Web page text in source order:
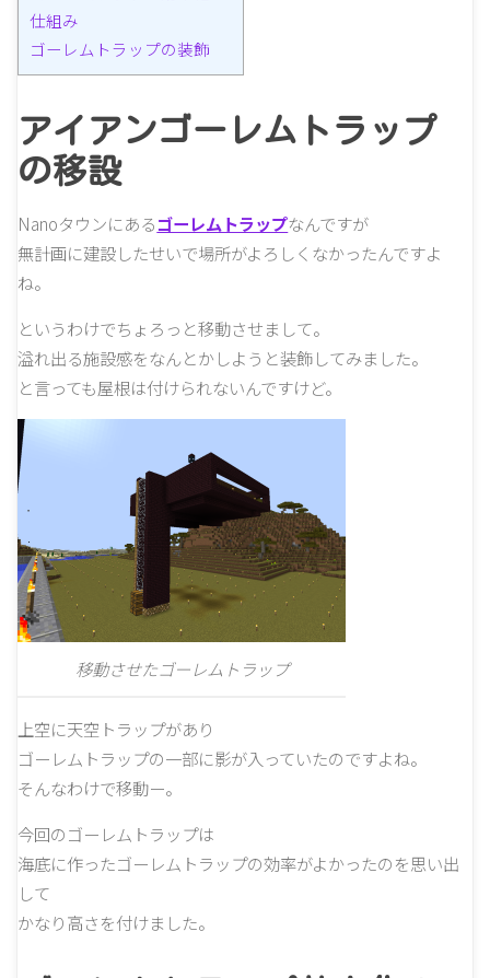
仕組み
ゴーレムトラップの装飾
アイアンゴーレムトラップ
の移設
Nanoタウンにあるゴーレムトラップなんですが
無計画に建設したせいで場所がよろしくなかったんですよ
ね。
というわけでちょろっと移動させまして。
溢れ出る施設感をなんとかしようと装飾してみました。
と言っても屋根は付けられないんですけど。
移動させたゴーレムトラップ
上空に天空トラップがあり
ゴーレムトラップの一部に影が入っていたのですよね。
そんなわけで移動ー。
今回のゴーレムトラップは
海底に作ったゴーレムトラップの効率がよかったのを思い出
して
かなり高さを付けました。